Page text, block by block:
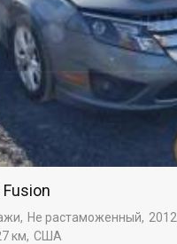
Fusion
Не растаможенный
2012
км США